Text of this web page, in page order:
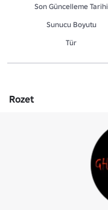
Son Güncelleme Tarihi
Sunucu Boyutu
Tür
Rozet